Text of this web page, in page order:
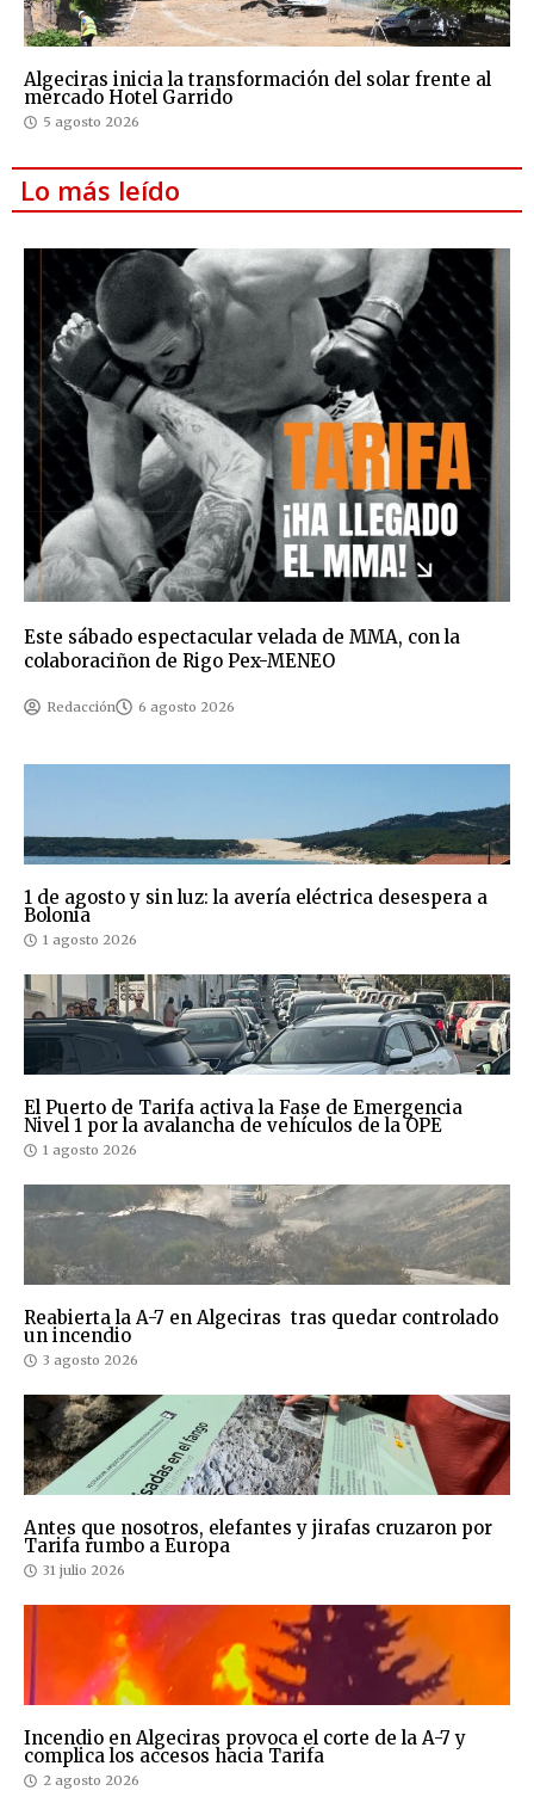
Algeciras inicia la transformación del solar frente al
mercado Hotel Garrido
5 agosto 2026
Lo más leído
Este sábado espectacular velada de MMA, con la
colaboraciñon de Rigo Pex-MENEO
Redacción 6 agosto 2026
1 de agosto y sin luz: la avería eléctrica desespera a
Bolonia
1 agosto 2026
El Puerto de Tarifa activa la Fase de Emergencia
Nivel 1 por la avalancha de vehículos de la OPE
1 agosto 2026
Reabierta la A-7 en Algeciras tras quedar controlado
un incendio
3 agosto 2026
Antes que nosotros, elefantes y jirafas cruzaron por
Tarifa rumbo a Europa
31 julio 2026
Incendio en Algeciras provoca el corte de la A-7 y
complica los accesos hacia Tarifa
2 agosto 2026